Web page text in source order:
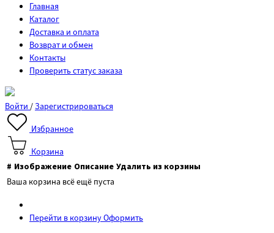
Главная
Каталог
Доставка и оплата
Возврат и обмен
Контакты
Проверить статус заказа
Войти/Зарегистрироваться
Избранное
Корзина
# Изображение Описание Удалить из корзины
Ваша корзина всё ещё пуста
Перейти в корзинуОформить